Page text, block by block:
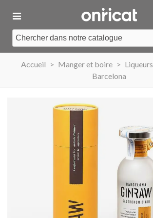
Accueil > Manger et boire > Liqueurs
Barcelona